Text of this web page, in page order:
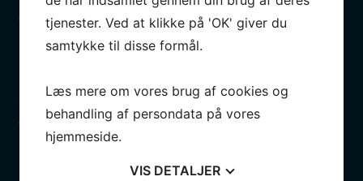
er på værksted.
SOS Vejhjælp
Gratis vejhjælp efter 1. serviceeftersyn
tjenester. Ved at klikke på 'OK' giver du
samtykke til disse formål.
Læs mere om vores brug af cookies og
behandling af persondata på vores
hjemmeside.
VIS DETALJER